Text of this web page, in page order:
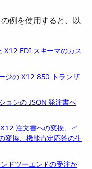
例を使用すると、以
X12 EDI スキーマのカス
ジの X12 850 トランザ
ョンの JSON 発注書へ
注文書への変換、イ
変換、機能肯定応答の生
ドツーエンドの受注か